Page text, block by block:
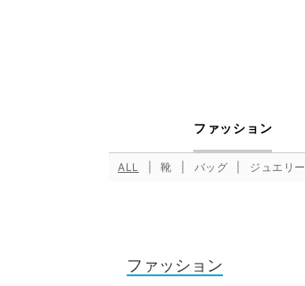
ファッション
ALL 靴 バッグ ジュエリー
ファッション